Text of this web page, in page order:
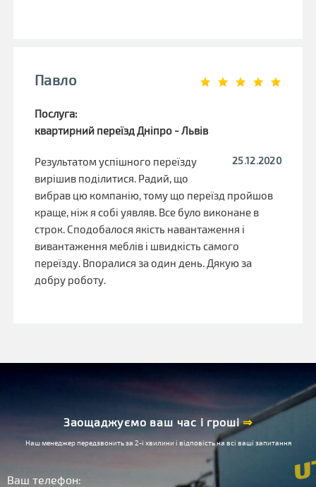
Павло
Послуга:
квартирний переїзд Дніпро - Львів
25.12.2020
Результатом успішного переїзду
вирішив поділитися. Радий, що
вибрав цю компанію, тому що переїзд пройшов
краще, ніж я собі уявляв. Все було виконане в
строк. Сподобалося якість навантаження і
вивантаження меблів і швидкість самого
переїзду. Впоралися за один день. Дякую за
добру роботу.
Заощаджуємо ваш час і гроші⇒
Наш менеджер передзвонить за 2-і хвилини і відповість на всі ваші запитання
Ваш телефон: